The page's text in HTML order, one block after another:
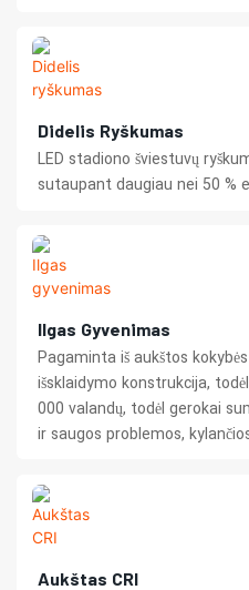
Didelis Ryškumas
LED stadiono šviestuvų
sutaupant daugiau nei 50 %
Ilgas Gyvenimas
Pagaminta iš aukštos
išsklaidymo konstrukcija,
000 valandų, todėl gerokai
ir saugos problemos,
Aukštas CRI